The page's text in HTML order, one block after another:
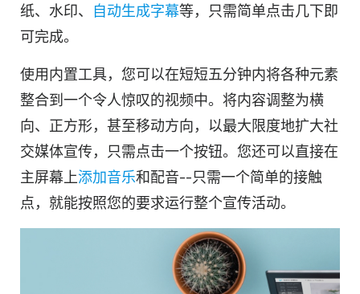
纸、水印、
自动生成字幕等，只需简单点击几下即
可完成。
使用内置工具，您可以在短短五分钟内将各种元素
整合到一个令人惊叹的视频中。将内容调整为横
向、正方形，甚至移动方向，以最大限度地扩大社
交媒体宣传，只需点击一个按钮。您还可以直接在
主屏幕上添加音乐和配音--只需一个简单的接触
点，就能按照您的要求运行整个宣传活动。